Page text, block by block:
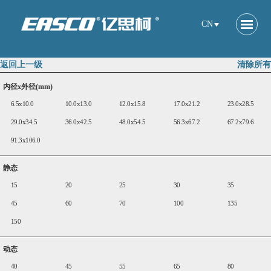
CN
清除所有
返回上一级
内径x外径(mm)
6.5x10.0 10.0x13.0 12.0x15.8 17.0x21.2 23.0x28.5
29.0x34.5 36.0x42.5 48.0x54.5 56.3x67.2 67.2x79.6
91.3x106.0
静态
15 20 25 30 35
45 60 70 100 135
150
动态
40 45 55 65 80